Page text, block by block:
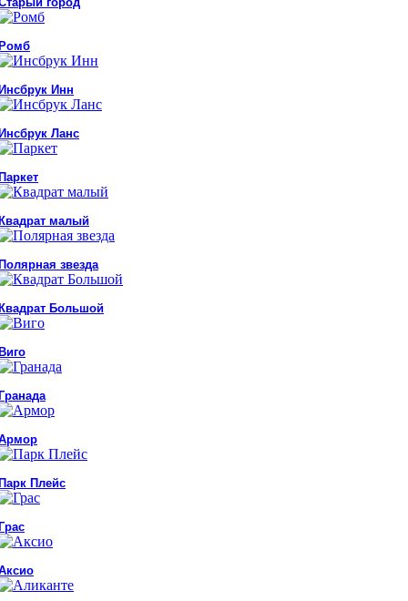
Инн
Ланс
малый
звезда
Большой
Плейс